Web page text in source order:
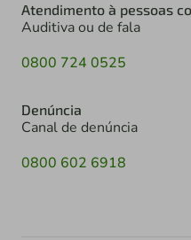
Atendimento à pessoas
Auditiva ou de fala
0800 724 0525
Denúncia
Canal de denúncia
0800 602 6918